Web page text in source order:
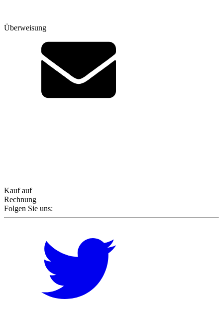
Überweisung
Kauf auf
Rechnung
Folgen Sie uns: